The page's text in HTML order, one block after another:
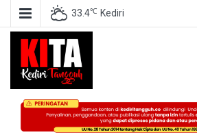
33.4℃ Kediri
Kediri
Berita Akurat Terpercaya